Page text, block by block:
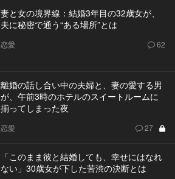
妻と女の境界線：結婚3年目の32歳女が、
夫に秘密で通う“ある場所”とは
恋愛 62
離婚の話し合い中の夫婦と、妻の愛する男
が、午前3時のホテルのスイートルームに
揃ってしまった夜
恋愛 27
「このまま彼と結婚しても、幸せにはなれ
ない」30歳女が下した苦渋の決断とは